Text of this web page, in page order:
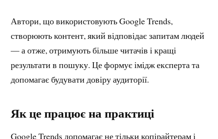
Автори, що використовують Google Trends,
створюють контент, який відповідає запитам людей
— а отже, отримують більше читачів і кращі
результати в пошуку. Це формує імідж експерта та
допомагає будувати довіру аудиторії.
Як це працює на практиці
Google Trends допомагає не тільки копірайтерам і